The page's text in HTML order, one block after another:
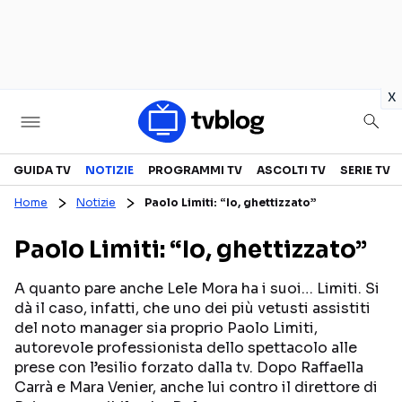
x
Televisione
CANALI TV
PROGRAMMI TV
PERSONAGGI TV
SERIE TV
REALITY SHOW
FICTION
Streaming
GUIDA TV NOTIZIE PROGRAMMI TV ASCOLTI TV SERIE TV
Home Notizie Paolo Limiti: “Io, ghettizzato”
Paolo Limiti: “Io, ghettizzato”
A quanto pare anche Lele Mora ha i suoi… Limiti. Si
dà il caso, infatti, che uno dei più vetusti assistiti
del noto manager sia proprio Paolo Limiti,
autorevole professionista dello spettacolo alle
prese con l’esilio forzato dalla tv. Dopo Raffaella
Carrà e Mara Venier, anche lui contro il direttore di